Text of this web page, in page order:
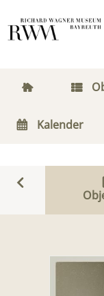
Kalender